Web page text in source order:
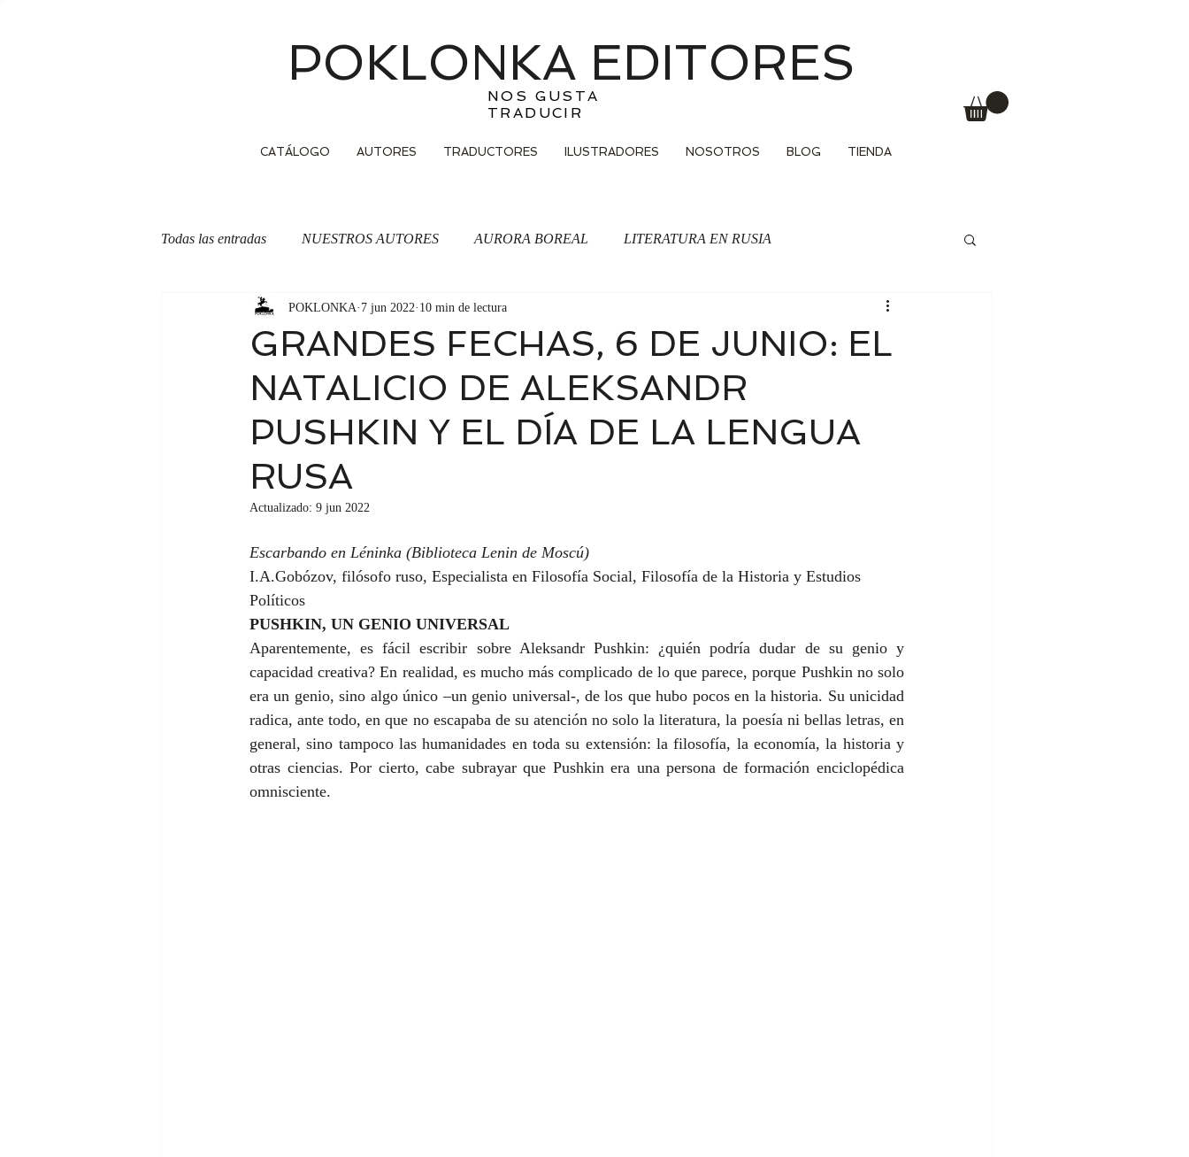
POKLONKA EDITORES
NOS GUSTA
TRADUCIR
CATÁLOGO AUTORES TRADUCTORES ILUSTRADORES NOSOTROS BLOG TIENDA
Todas las entradas NUESTROS AUTORES AURORA BOREAL LITERATURA EN RUSIA
OTRA CARA DE LA MONEDA Traducción
GRANDES FECHAS, 6 DE JUNIO: EL
NATALICIO DE ALEKSANDR
PUSHKIN Y EL DÍA DE LA LENGUA
RUSA
POKLONKA 7 jun 2022 10 min de lectura
Actualizado: 9 jun 2022
Escarbando en Léninka (Biblioteca Lenin de Moscú)
I.A.Gobózov, filósofo ruso, Especialista en Filosofía Social, Filosofía de la Historia y Estudios
Políticos
PUSHKIN, UN GENIO UNIVERSAL
Aparentemente, es fácil escribir sobre Aleksandr Pushkin: ¿quién podría dudar de su genio y
capacidad creativa? En realidad, es mucho más complicado de lo que parece, porque Pushkin no solo
era un genio, sino algo único –un genio universal-, de los que hubo pocos en la historia. Su unicidad
radica, ante todo, en que no escapaba de su atención no solo la literatura, la poesía ni bellas letras, en
general, sino tampoco las humanidades en toda su extensión: la filosofía, la economía, la historia y
otras ciencias. Por cierto, cabe subrayar que Pushkin era una persona de formación enciclopédica
omnisciente.